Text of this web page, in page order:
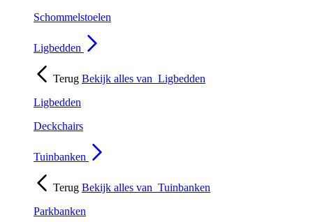
Schommelstoelen
Ligbedden
Terug Bekijk alles van Ligbedden
Ligbedden
Deckchairs
Tuinbanken
Terug Bekijk alles van Tuinbanken
Parkbanken